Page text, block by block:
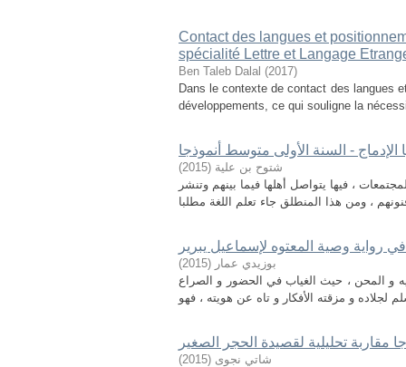
Contact des langues et
spécialité Lettre et Langage
Ben Taleb Dalal (2017)
Dans le contexte de contact des langues
développements, ce qui souligne la
الإدماج - السنة الأولى متوسط أنموذجا
شتوح بن علیة (
2015
)
، فيها يتواصل أهلها فيما بينهم وتنشر
رواية وصية المعتوه لإسماعيل يبرير
بوزيدي عمار (
2015
)
و المحن ، حيث الغياب في الحضور و الصراع
مقاربة تحليلية لقصيدة الحجر الصغير
شاتي نجوى (
2015
)